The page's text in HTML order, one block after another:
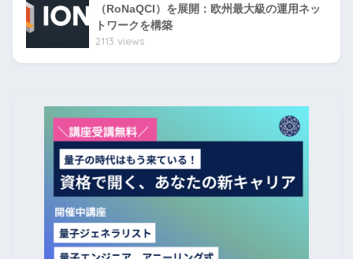
（RoNaQCI）を展開：欧州最大級の運用ネッ
トワークを構築
2113 views